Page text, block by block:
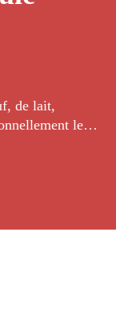
de lait,
le